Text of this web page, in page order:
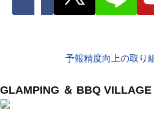
予報精度向上の取り
GLAMPING ＆ BBQ